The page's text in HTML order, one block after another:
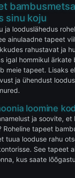
sinu koju
ja looduslähedus
ainulaadne tapeet
rahustavat ja
igal hommikul ärkate
meie tapeet. Lisaks
ja ühendust
loomine
ja soovite,
Roheline tapeet
tuua looduse rahu
See tapeet
kus saate